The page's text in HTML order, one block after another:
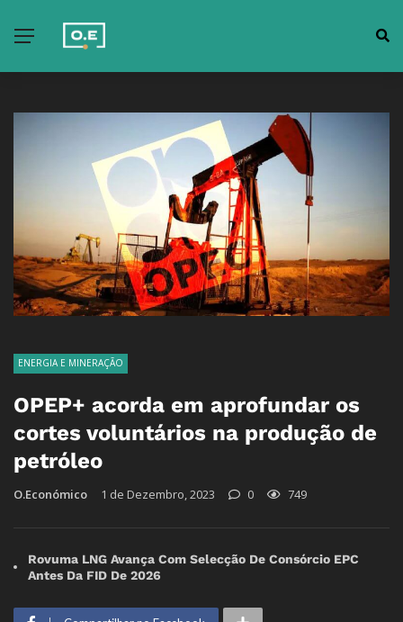
ENERGIA E MINERAÇÃO
OPEP+ acorda em aprofundar os
cortes voluntários na produção de
petróleo
O.Económico 1 de Dezembro, 2023 0 749
Rovuma LNG Avança Com Selecção De Consórcio EPC
Antes Da FID De 2026